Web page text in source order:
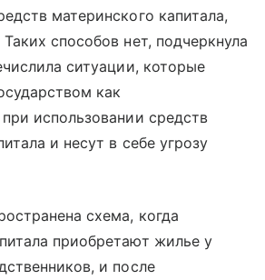
материнского капитала,
способов нет, подчеркнула
ситуации, которые
как
использовании средств
и несут в себе угрозу
схема, когда
приобретают жилье у
и после